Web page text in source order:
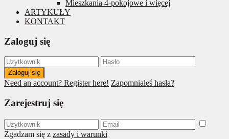
Mieszkania 4-pokojowe i więcej
ARTYKUŁY
KONTAKT
Zaloguj się
Zaloguj się
Need an account? Register here! Zapomniałeś hasła?
Zarejestruj się
Zgadzam się z zasady i warunki